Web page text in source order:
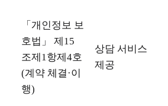
「개인정보 보
호법」 제15
조제1항제4호
(계약 체결·이
행)
상담 서비스
제공